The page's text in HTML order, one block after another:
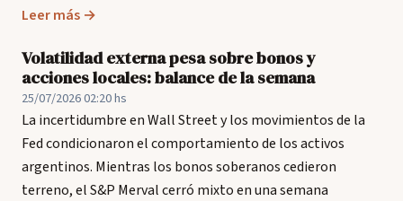
Leer más →
Volatilidad externa pesa sobre bonos y
acciones locales: balance de la semana
25/07/2026 02:20 hs
La incertidumbre en Wall Street y los movimientos de la
Fed condicionaron el comportamiento de los activos
argentinos. Mientras los bonos soberanos cedieron
terreno, el S&P Merval cerró mixto en una semana